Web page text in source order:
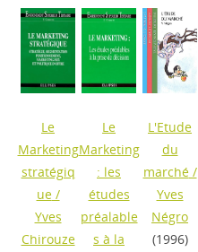
Le
Marketing
stratégiq
ue/
Yves
Chirouze
Le
Marketing
: les
études
préalable
s à la
L'Etude
du
marché/
Yves
Négro
(1996)